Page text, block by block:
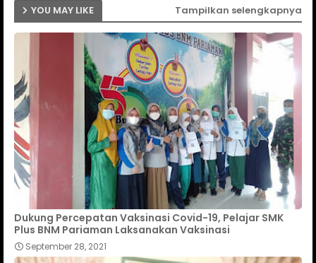
YOU MAY LIKE Tampilkan selengkapnya
Dukung Percepatan Vaksinasi Covid-19, Pelajar SMK
Plus BNM Pariaman Laksanakan Vaksinasi
September 28, 2021